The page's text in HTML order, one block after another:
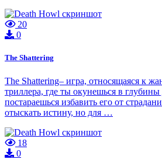
20
0
The Shattering
The Shattering– игра, относящаяся к
триллера, где ты окунешься в
постараешься избавить его от
отыскать истину, но для …
18
0